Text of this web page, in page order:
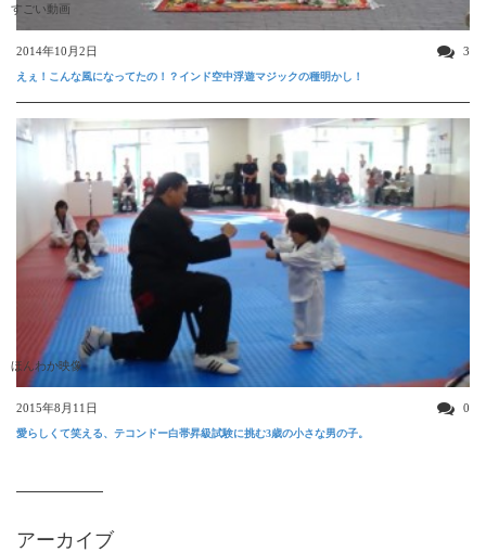
すごい動画
2014年10月2日 3
えぇ！こんな風になってたの！？インド空中浮遊マジックの種明かし！
ほんわか映像
2015年8月11日 0
愛らしくて笑える、テコンドー白帯昇級試験に挑む3歳の小さな男の子。
アーカイブ